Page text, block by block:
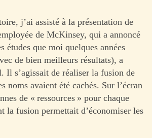
j’ai assisté à la présentation de
de McKinsey, qui a annoncé
études que moi quelques années
de bien meilleurs résultats), a
Il s’agissait de réaliser la fusion de
noms avaient été cachés. Sur l’écran
de « ressources » pour chaque
la fusion permettait d’économiser les